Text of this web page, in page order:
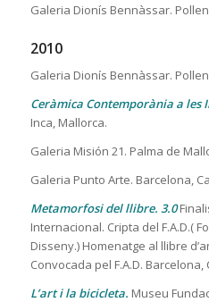
Galeria Dionís Bennàssar.
2010
Galeria Dionís Bennàssar.
Ceràmica Contemporània a les
Inca, Mallorca.
Galeria Misión 21. Palma de
Galeria Punto Arte. Barcelona,
Metamorfosi del llibre. 3.0
Internacional. Cripta del F.A.D.(
Disseny.) Homenatge al llibre
Convocada pel F.A.D. Barcelona,
L’art i la bicicleta. Museu